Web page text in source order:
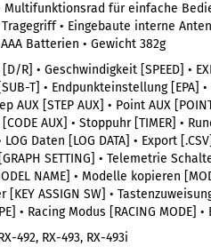
Multifunktionsrad für einfache
• Eingebaute interne
Batterien • Gewicht 382g
R] • Geschwindigkeit [SPEED] •
T] • Endpunkteinstellung [EPA]
AUX [STEP AUX] • Point AUX
AUX] • Stoppuhr [TIMER] •
LOG Daten [LOG DATA] • Export
SETTING] • Telemetrie
NAME] • Modelle kopieren
ASSIGN SW] •
• Racing Modus [RACING MODE]
492, RX-493, RX-493i